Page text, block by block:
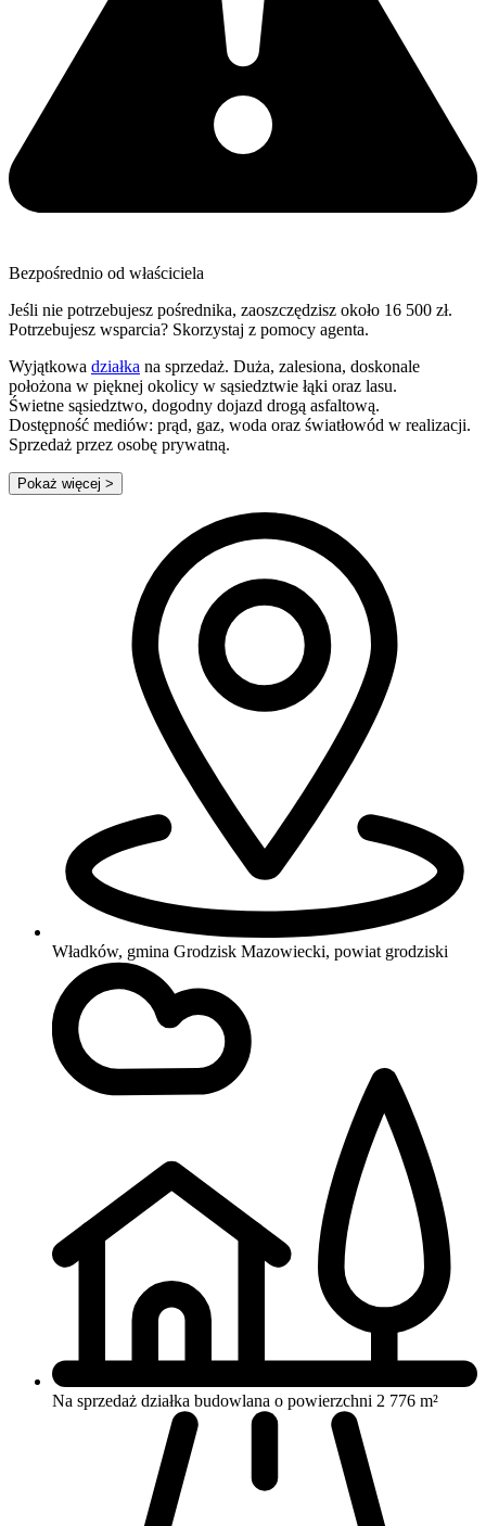
Bezpośrednio od właściciela
Jeśli nie potrzebujesz pośrednika, zaoszczędzisz około 16 500 zł.
Potrzebujesz wsparcia? Skorzystaj z pomocy agenta.
Wyjątkowa działka na sprzedaż. Duża, zalesiona, doskonale
położona w pięknej okolicy w sąsiedztwie łąki oraz lasu.
Świetne sąsiedztwo, dogodny dojazd drogą asfaltową.
Dostępność mediów: prąd, gaz, woda oraz światłowód w realizacji.
Sprzedaż przez osobę prywatną.
Pokaż więcej >
Władków, gmina Grodzisk Mazowiecki, powiat grodziski
Na sprzedaż działka budowlana o powierzchni 2 776 m²